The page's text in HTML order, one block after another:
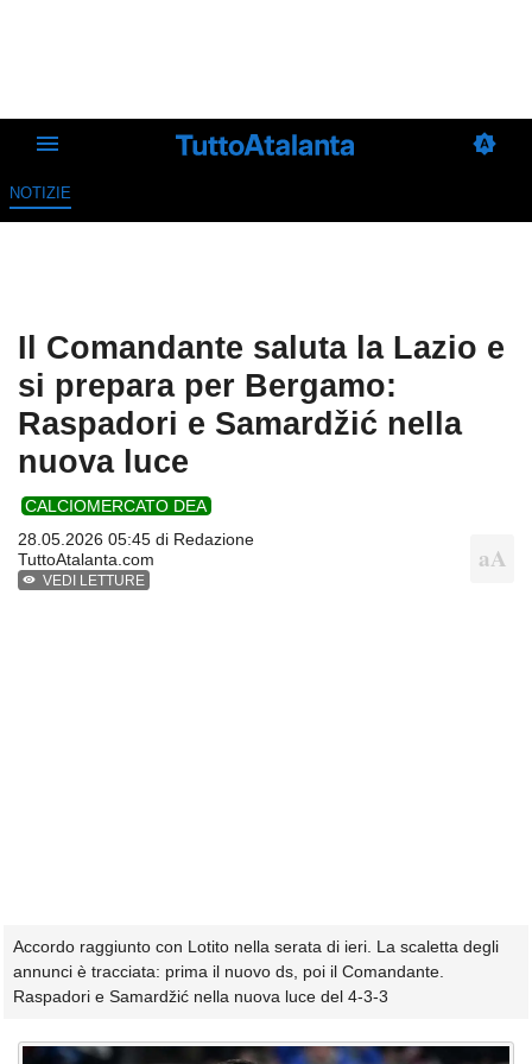
NOTIZIE
Il Comandante saluta la Lazio e
si prepara per Bergamo:
Raspadori e Samardžić nella
nuova luce
CALCIOMERCATO DEA
28.05.2026 05:45 di Redazione
TuttoAtalanta.com
VEDI LETTURE
Accordo raggiunto con Lotito nella serata di ieri. La scaletta degli
annunci è tracciata: prima il nuovo ds, poi il Comandante.
Raspadori e Samardžić nella nuova luce del 4-3-3